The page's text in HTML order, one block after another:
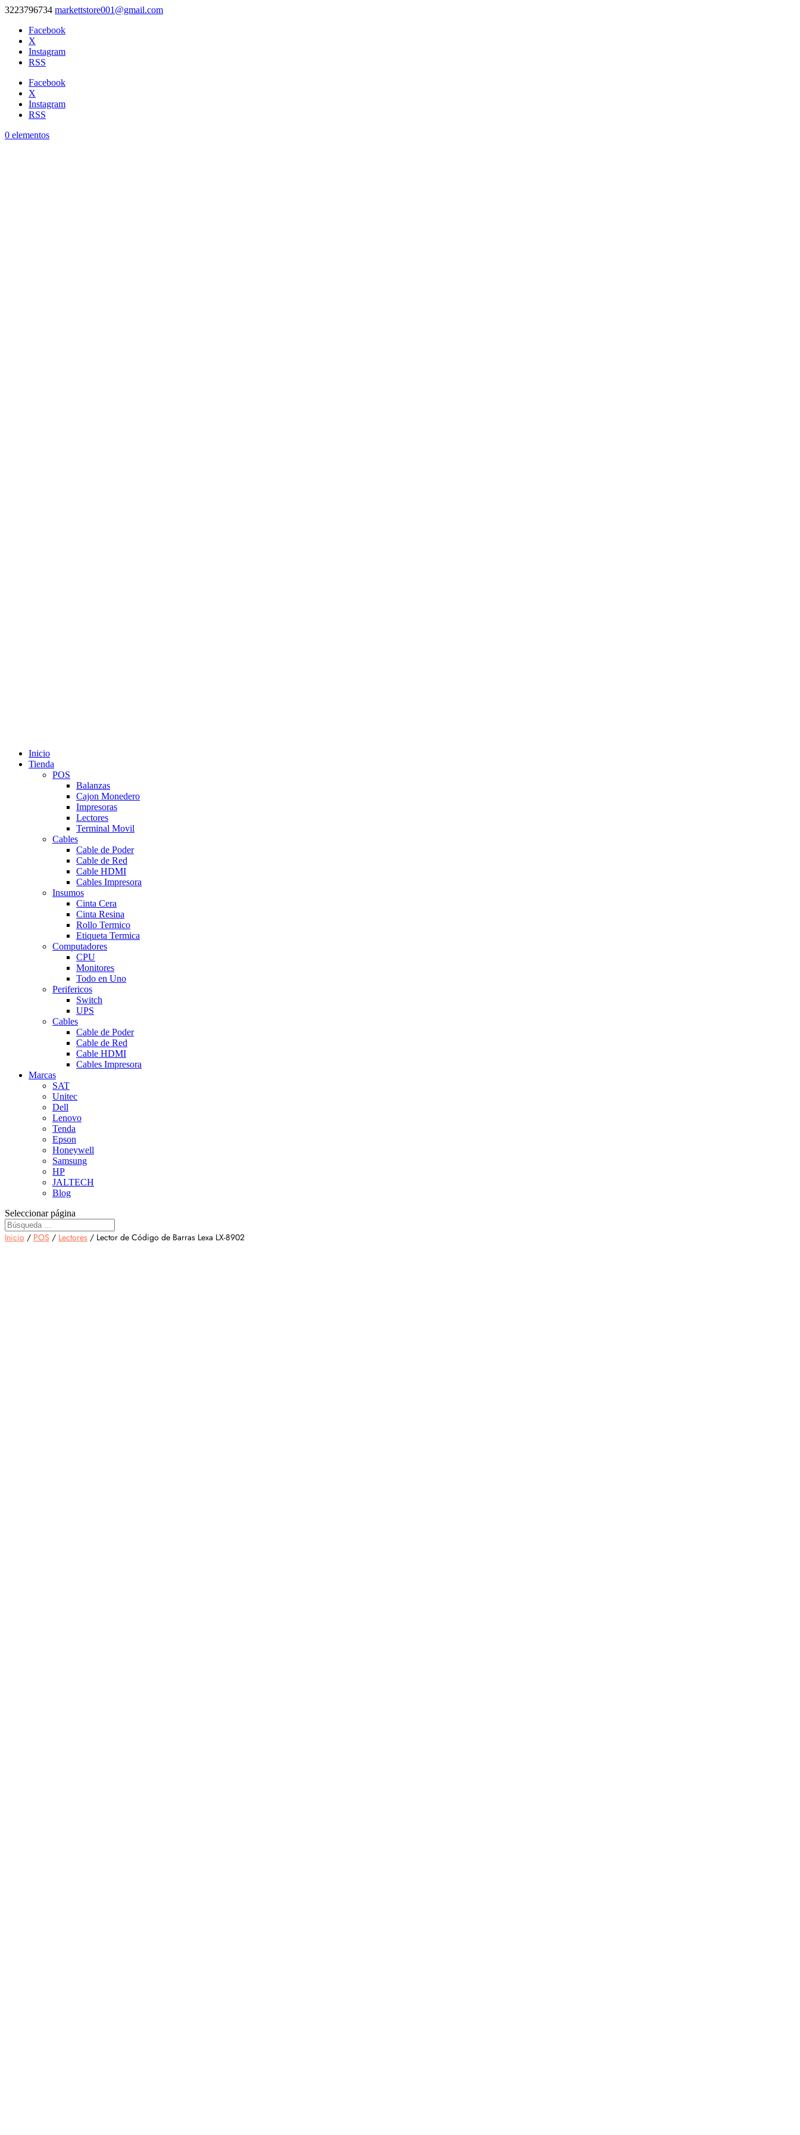
3223796734 markettstore001@gmail.com
Facebook
X
Instagram
RSS
Facebook
X
Instagram
RSS
0 elementos
Inicio
Tienda
POS
Balanzas
Cajon Monedero
Impresoras
Lectores
Terminal Movil
Cables
Cable de Poder
Cable de Red
Cable HDMI
Cables Impresora
Insumos
Cinta Cera
Cinta Resina
Rollo Termico
Etiqueta Termica
Computadores
CPU
Monitores
Todo en Uno
Perifericos
Switch
UPS
Cables
Cable de Poder
Cable de Red
Cable HDMI
Cables Impresora
Marcas
SAT
Unitec
Dell
Lenovo
Tenda
Epson
Honeywell
Samsung
HP
JALTECH
Blog
Seleccionar página
Inicio / POS / Lectores / Lector de Código de Barras Lexa LX-8902